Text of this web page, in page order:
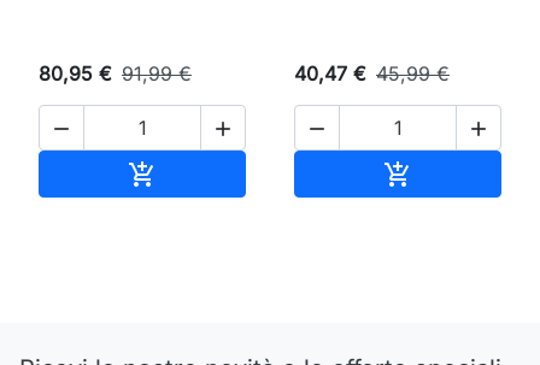
80,95 € 91,99 €
 

40,47 € 45,99 €
 
